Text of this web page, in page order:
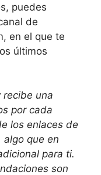
puedes
de
en el que te
últimos
recibe una
por cada
los enlaces de
algo que en
para ti.
son